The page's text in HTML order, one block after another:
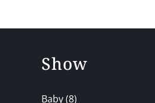
Show
Baby(8)